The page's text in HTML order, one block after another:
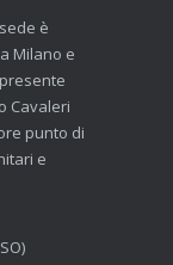
è
Milano e
Cavaleri
punto di
e